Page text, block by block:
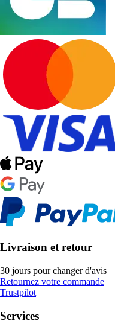
Livraison et retour
30 jours pour changer d'avis
Retournez votre commande
Trustpilot
Services